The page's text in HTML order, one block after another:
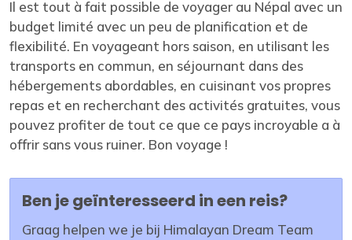
Il est tout à fait possible de voyager au Népal avec un
budget limité avec un peu de planification et de
flexibilité. En voyageant hors saison, en utilisant les
transports en commun, en séjournant dans des
hébergements abordables, en cuisinant vos propres
repas et en recherchant des activités gratuites, vous
pouvez profiter de tout ce que ce pays incroyable a à
offrir sans vous ruiner. Bon voyage !
Ben je geïnteresseerd in een reis?
Graag helpen we je bij Himalayan Dream Team